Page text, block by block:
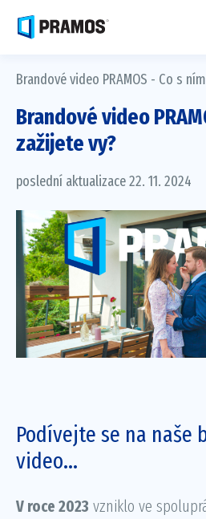
Brandové video PRAMOS - Co s
Brandové video
zažijete vy?
poslední aktualizace 22. 11. 2024
Podívejte se na naše
video…
V roce 2023 vzniklo ve